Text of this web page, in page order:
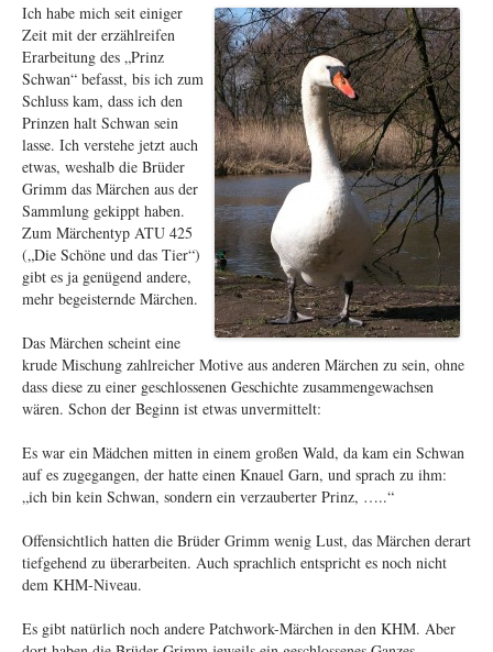
Ich habe mich seit einiger
Zeit mit der erzählreifen
Erarbeitung des „Prinz
Schwan“ befasst, bis ich zum
Schluss kam, dass ich den
Prinzen halt Schwan sein
lasse. Ich verstehe jetzt auch
etwas, weshalb die Brüder
Grimm das Märchen aus der
Sammlung gekippt haben.
Zum Märchentyp ATU 425
(„Die Schöne und das Tier“)
gibt es ja genügend andere,
mehr begeisternde Märchen.
Das Märchen scheint eine
krude Mischung zahlreicher Motive aus anderen Märchen zu sein, ohne
dass diese zu einer geschlossenen Geschichte zusammengewachsen
wären. Schon der Beginn ist etwas unvermittelt:
Es war ein Mädchen mitten in einem großen Wald, da kam ein Schwan
auf es zugegangen, der hatte einen Knauel Garn, und sprach zu ihm:
„ich bin kein Schwan, sondern ein verzauberter Prinz, …..“
Offensichtlich hatten die Brüder Grimm wenig Lust, das Märchen derart
tiefgehend zu überarbeiten. Auch sprachlich entspricht es noch nicht
dem KHM-Niveau.
Es gibt natürlich noch andere Patchwork-Märchen in den KHM. Aber